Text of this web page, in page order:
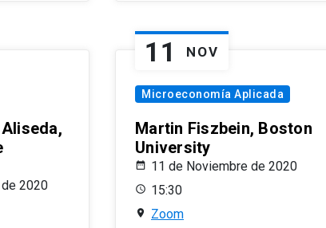
2020
11 NOV
Microeconomía Aplicada
Martin Fiszbein, Boston
University
11 de Noviembre de 2020
15:30
Zoom